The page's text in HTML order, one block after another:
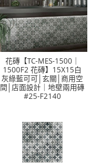
花磚【TC-MES-1500｜
1500F2 花磚】15X15白
灰綠藍可可│玄關│商用空
間│店面設計｜地壁兩用磚
#25-F2140